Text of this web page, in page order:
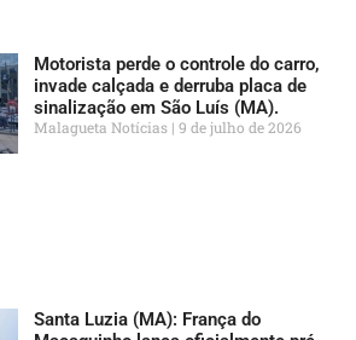
Motorista perde o controle do carro,
invade calçada e derruba placa de
sinalização em São Luís (MA).
Malagueta Notícias 9 de julho de 2026
Santa Luzia (MA): França do